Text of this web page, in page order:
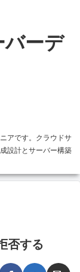
アです。クラウドサ
設計とサーバー構築
否する